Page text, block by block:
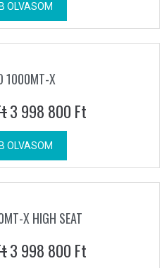
OLVASOM
1000MT-X
3 998 800 Ft
OLVASOM
X HIGH SEAT
3 998 800 Ft